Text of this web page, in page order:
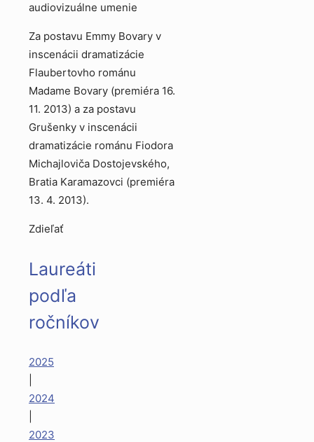
audiovizuálne umenie
Za postavu Emmy Bovary v
inscenácii dramatizácie
Flaubertovho románu
Madame Bovary (premiéra 16.
11. 2013) a za postavu
Grušenky v inscenácii
dramatizácie románu Fiodora
Michajloviča Dostojevského,
Bratia Karamazovci (premiéra
13. 4. 2013).
Zdieľať
Laureáti
podľa
ročníkov
2025
2024
2023